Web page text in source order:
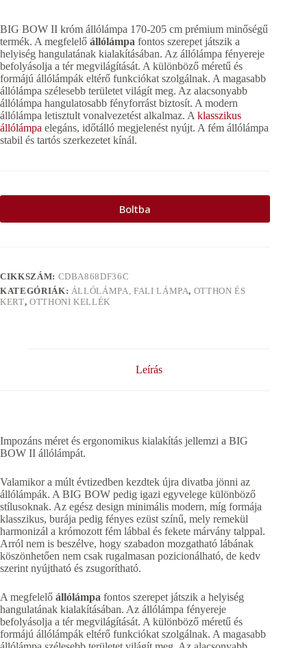
BIG BOW II króm állólámpa 170-205 cm prémium minőségű
termék. A megfelelő állólámpa fontos szerepet játszik a
helyiség hangulatának kialakításában. Az állólámpa fényereje
befolyásolja a tér megvilágítását. A különböző méretű és
formájú állólámpák eltérő funkciókat szolgálnak. A magasabb
állólámpa szélesebb területet világít meg. Az alacsonyabb
állólámpa hangulatosabb fényforrást biztosít. A modern
állólámpa letisztult vonalvezetést alkalmaz. A klasszikus
állólámpa elegáns, időtálló megjelenést nyújt. A fém állólámpa
stabil és tartós szerkezetet kínál.
Boltba
CIKKSZÁM: CDBA868DF36C
KATEGÓRIÁK: ÁLLÓLÁMPA, FALI LÁMPA, OTTHON ÉS
KERT, OTTHONI KELLÉK
Leírás
Impozáns méret és ergonomikus kialakítás jellemzi a BIG
BOW II állólámpát.
Valamikor a múlt évtizedben kezdtek újra divatba jönni az
állólámpák. A BIG BOW pedig igazi egyvelege különböző
stílusoknak. Az egész design minimális modern, míg formája
klasszikus, burája pedig fényes ezüst színű, mely remekül
harmonizál a krómozott fém lábbal és fekete márvány talppal.
Arról nem is beszélve, hogy szabadon mozgatható lábának
köszönhetően nem csak rugalmasan pozicionálható, de kedv
szerint nyújtható és zsugorítható.
A megfelelő állólámpa fontos szerepet játszik a helyiség
hangulatának kialakításában. Az állólámpa fényereje
befolyásolja a tér megvilágítását. A különböző méretű és
formájú állólámpák eltérő funkciókat szolgálnak. A magasabb